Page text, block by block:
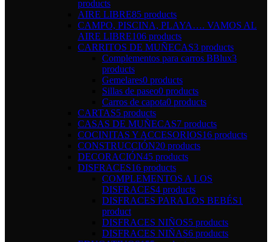
products
AIRE LIBRE85 products
CAMPO, PISCINA, PLAYA…. VAMOS AL
AIRE LIBRE106 products
CARRITOS DE MUÑECAS3 products
Complementos para carros BBlux3
products
Gemelares0 products
Sillas de paseo0 products
Carros de capota0 products
CARTAS5 products
CASAS DE MUÑECAS7 products
COCINITAS Y ACCESORIOS16 products
CONSTRUCCIÓN20 products
DECORACIÓN45 products
DISFRACES16 products
COMPLEMENTOS A LOS
DISFRACES4 products
DISFRACES PARA LOS BEBÉS1
product
DISFRACES NIÑOS5 products
DISFRACES NIÑAS6 products